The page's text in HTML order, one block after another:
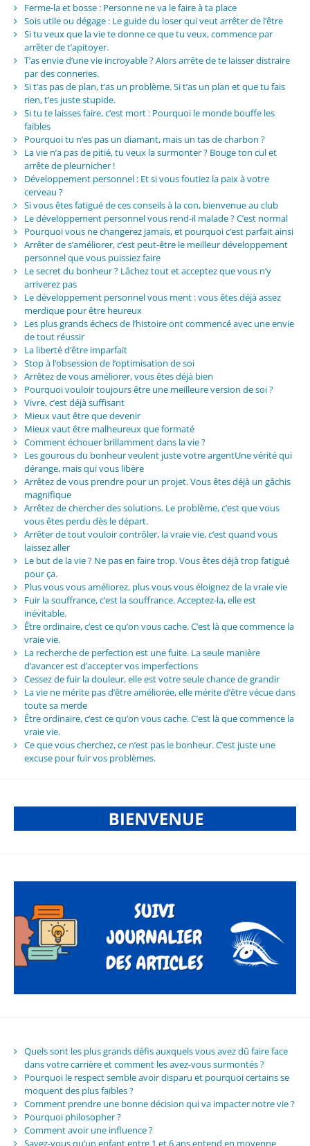
Ferme-la et bosse : Personne ne va le faire à ta place
Sois utile ou dégage : Le guide du loser qui veut arrêter de l’être
Si tu veux que la vie te donne ce que tu veux, commence par
arrêter de t’apitoyer.
T’as envie d’une vie incroyable ? Alors arrête de te laisser distraire
par des conneries.
Si t’as pas de plan, t’as un problème. Si t’as un plan et que tu fais
rien, t’es juste stupide.
Si tu te laisses faire, c’est mort : Pourquoi le monde bouffe les
faibles
Pourquoi tu n’es pas un diamant, mais un tas de charbon ?
La vie n’a pas de pitié, tu veux la surmonter ? Bouge ton cul et
arrête de pleurnicher !
Développement personnel : Et si vous foutiez la paix à votre
cerveau ?
Si vous êtes fatigué de ces conseils à la con, bienvenue au club
Le développement personnel vous rend-il malade ? C’est normal
Pourquoi vous ne changerez jamais, et pourquoi c’est parfait ainsi
Arrêter de s’améliorer, c’est peut-être le meilleur développement
personnel que vous puissiez faire
Le secret du bonheur ? Lâchez tout et acceptez que vous n’y
arriverez pas
Le développement personnel vous ment : vous êtes déjà assez
merdique pour être heureux
Les plus grands échecs de l’histoire ont commencé avec une envie
de tout réussir
La liberté d’être imparfait
Stop à l’obsession de l’optimisation de soi
Arrêtez de vous améliorer, vous êtes déjà bien
Pourquoi vouloir toujours être une meilleure version de soi ?
Vivre, c’est déjà suffisant
Mieux vaut être que devenir
Mieux vaut être malheureux que formaté
Comment échouer brillamment dans la vie ?
Les gourous du bonheur veulent juste votre argentUne vérité qui
dérange, mais qui vous libère
Arrêtez de vous prendre pour un projet. Vous êtes déjà un gâchis
magnifique
Arrêtez de chercher des solutions. Le problème, c’est que vous
vous êtes perdu dès le départ.
Arrêter de tout vouloir contrôler, la vraie vie, c’est quand vous
laissez aller
Le but de la vie ? Ne pas en faire trop. Vous êtes déjà trop fatigué
pour ça.
Plus vous vous améliorez, plus vous vous éloignez de la vraie vie
Fuir la souffrance, c’est la souffrance. Acceptez-la, elle est
inévitable.
Être ordinaire, c’est ce qu’on vous cache. C’est là que commence la
vraie vie.
La recherche de perfection est une fuite. La seule manière
d’avancer est d’accepter vos imperfections
Cessez de fuir la douleur, elle est votre seule chance de grandir
La vie ne mérite pas d’être améliorée, elle mérite d’être vécue dans
toute sa merde
Être ordinaire, c’est ce qu’on vous cache. C’est là que commence la
vraie vie.
Ce que vous cherchez, ce n’est pas le bonheur. C’est juste une
excuse pour fuir vos problèmes.
Quels sont les plus grands défis auxquels vous avez dû faire face
dans votre carrière et comment les avez-vous surmontés ?
Pourquoi le respect semble avoir disparu et pourquoi certains se
moquent des plus faibles ?
Comment prendre une bonne décision qui va impacter notre vie ?
Pourquoi philosopher ?
Comment avoir une influence ?
Savez-vous qu’un enfant entre 1 et 6 ans entend en moyenne